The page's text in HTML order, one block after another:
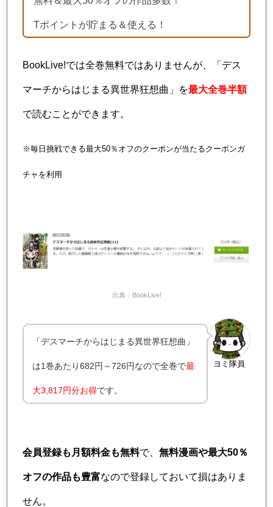
Tポイントが貯まる＆使える！
BookLive!では全巻無料ではありませんが、「デス
マーチからはじまる異世界狂想曲」を最大全巻半額
で読むことができます。
※毎日挑戦できる最大50％オフのクーポンが当たるクーポンガ
チャを利用
出典：BookLive!
ヨミ隊員
「デスマーチからはじまる異世界狂想曲」
は1巻あたり682円～726円なので全巻で最
大3,817円分お得です。
会員登録も月額料金も無料で、 無料漫画や最大50％
オフの作品も豊富なので登録しておいて損はありま
せん。